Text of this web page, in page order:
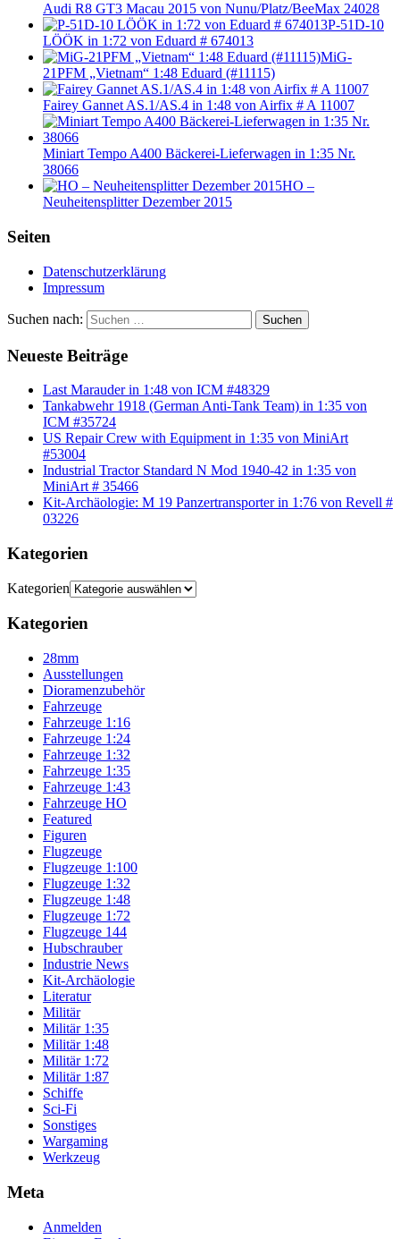
Audi R8 GT3 Macau 2015 von Nunu/Platz/BeeMax 24028
P-51D-10
LÖÖK in 1:72 von Eduard # 674013
MiG-
21PFM „Vietnam“ 1:48 Eduard (#11115)
Fairey Gannet AS.1/AS.4 in 1:48 von Airfix # A 11007
Miniart Tempo A400 Bäckerei-Lieferwagen in 1:35 Nr.
38066
HO –
Neuheitensplitter Dezember 2015
Seiten
Datenschutzerklärung
Impressum
Suchen nach: Suchen
Neueste Beiträge
Last Marauder in 1:48 von ICM #48329
Tankabwehr 1918 (German Anti-Tank Team) in 1:35 von
ICM #35724
US Repair Crew with Equipment in 1:35 von MiniArt
#53004
Industrial Tractor Standard N Mod 1940-42 in 1:35 von
MiniArt # 35466
Kit-Archäologie: M 19 Panzertransporter in 1:76 von Revell #
03226
Kategorien
Kategorien
Kategorien
28mm
Ausstellungen
Dioramenzubehör
Fahrzeuge
Fahrzeuge 1:16
Fahrzeuge 1:24
Fahrzeuge 1:32
Fahrzeuge 1:35
Fahrzeuge 1:43
Fahrzeuge HO
Featured
Figuren
Flugzeuge
Flugzeuge 1:100
Flugzeuge 1:32
Flugzeuge 1:48
Flugzeuge 1:72
Flugzeuge 144
Hubschrauber
Industrie News
Kit-Archäologie
Literatur
Militär
Militär 1:35
Militär 1:48
Militär 1:72
Militär 1:87
Schiffe
Sci-Fi
Sonstiges
Wargaming
Werkzeug
Meta
Anmelden